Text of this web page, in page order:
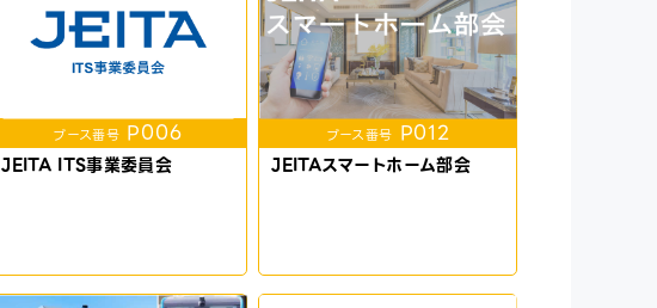
ブース番号P006
JEITA ITS事業委員会
ブース番号 P012
JEITAスマートホーム部会